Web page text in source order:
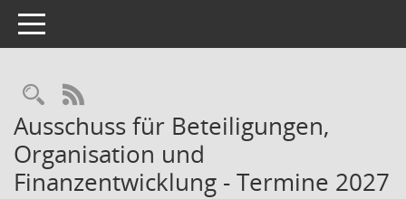
Toggle navigation
Rechercheauswahl
RSS-Feed
Ausschuss für Beteiligungen,
Organisation und
Finanzentwicklung - Termine 2027